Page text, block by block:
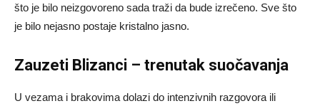
što je bilo neizgovoreno sada traži da bude izrečeno. Sve što
je bilo nejasno postaje kristalno jasno.
Zauzeti Blizanci – trenutak suočavanja
U vezama i brakovima dolazi do intenzivnih razgovora ili